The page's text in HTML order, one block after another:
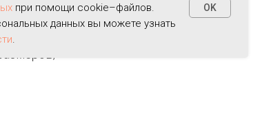
при помощи cookie–файлов.
данных вы можете узнать
.
OK